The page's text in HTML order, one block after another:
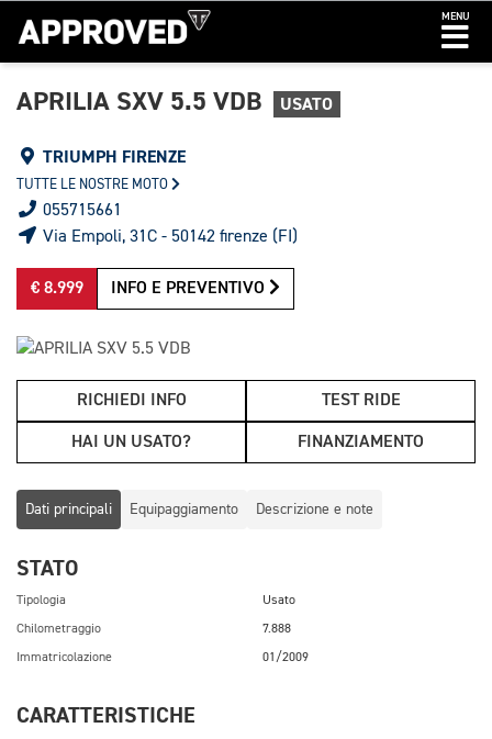
MENU
APRILIA SXV 5.5 VDB USATO
TRIUMPH FIRENZE
TUTTE LE NOSTRE MOTO
055715661
Via Empoli, 31C - 50142 firenze (FI)
€ 8.999 INFO E PREVENTIVO
RICHIEDI INFO TEST RIDE
HAI UN USATO? FINANZIAMENTO
Dati principali Equipaggiamento Descrizione e note
STATO
Tipologia Usato
Chilometraggio 7.888
Immatricolazione 01/2009
CARATTERISTICHE